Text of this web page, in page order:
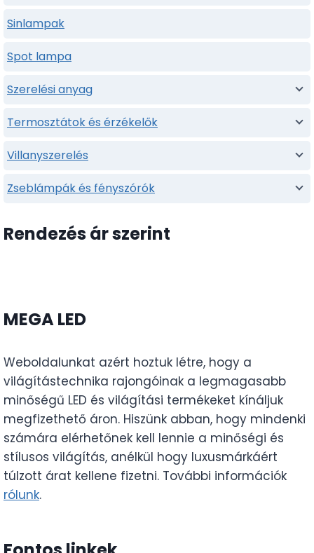
Sinlampak
Spot lampa
Szerelési anyag
Termosztátok és érzékelők
Villanyszerelés
Zseblámpák és fényszórók
Rendezés ár szerint
MEGA LED
Weboldalunkat azért hoztuk létre, hogy a
világítástechnika rajongóinak a legmagasabb
minőségű LED és világítási termékeket kínáljuk
megfizethető áron. Hiszünk abban, hogy mindenki
számára elérhetőnek kell lennie a minőségi és
stílusos világítás, anélkül hogy luxusmárkáért
túlzott árat kellene fizetni. További információk
rólunk.